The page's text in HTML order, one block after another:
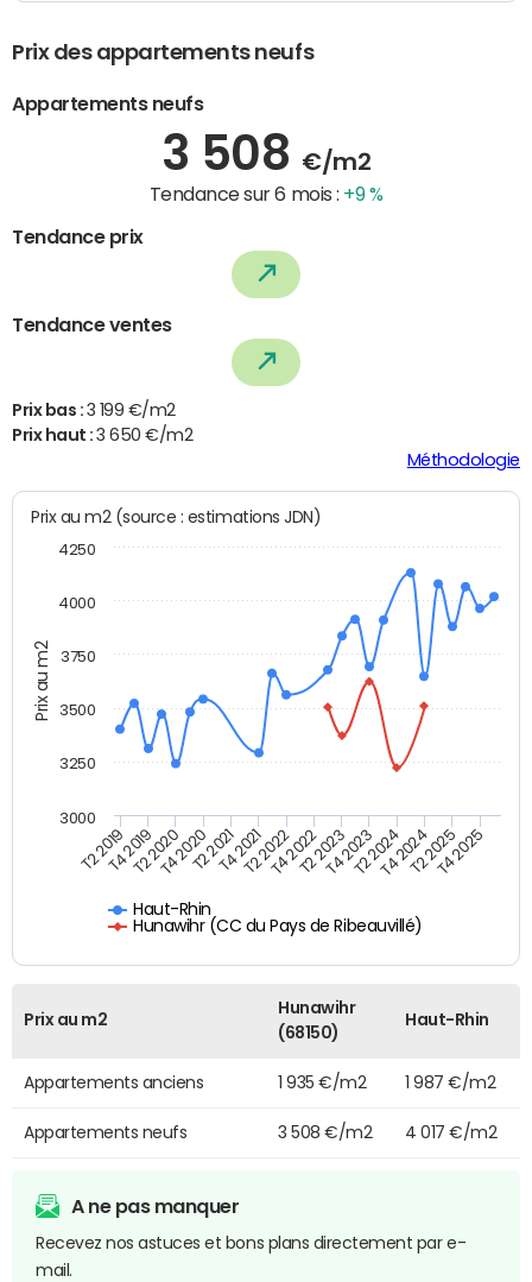
Prix des appartements neufs
Appartements neufs
3 508 €/m2
Tendance sur 6 mois : +9 %
Tendance prix
Tendance ventes
Prix bas : 3 199 €/m2
Prix haut :3 650 €/m2
Méthodologie
Prix au m2
Prix au m2 (source : estimations JDN)
Haut-Rhin
Hunawihr (CC du Pays de Ribeauvillé)
T2 2019T4 2019T2 2020T4 2020T2 2021T4 2021T2 2022T4 2022T2 2023T4 2023T2 2024T4 2024T2 2025T4 2025
3000
3250
3500
3750
4000
4250
Prix au m2
Hunawihr
(68150)
Haut-Rhin
Appartements anciens 1 935 €/m2 1 987 €/m2
Appartements neufs 3 508 €/m2 4 017 €/m2
A ne pas manquer
Recevez nos astuces et bons plans directement par e-
mail.